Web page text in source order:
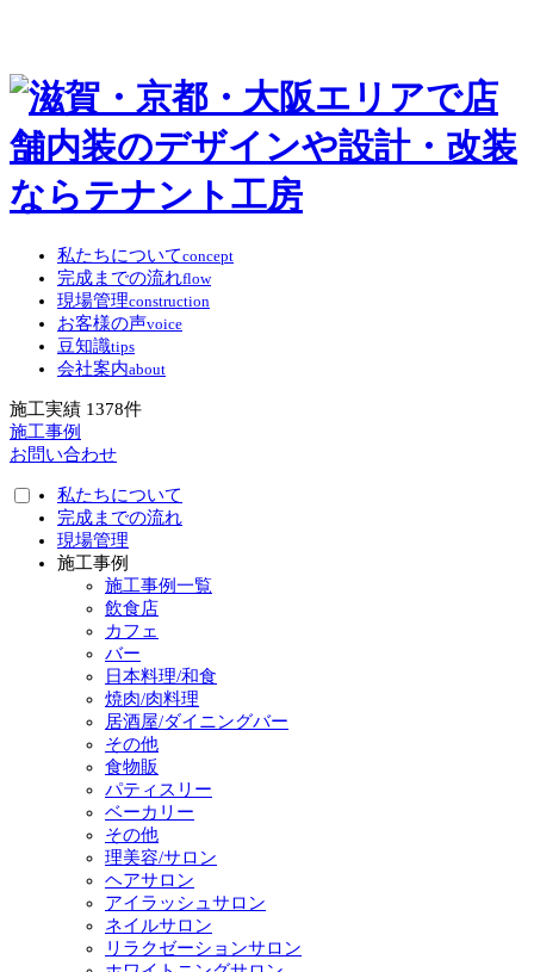
私たちについてconcept
完成までの流れflow
現場管理construction
お客様の声voice
豆知識tips
会社案内about
施工実績 1378件
施工事例
お問い合わせ
私たちについて
完成までの流れ
現場管理
施工事例
施工事例一覧
飲食店
カフェ
バー
日本料理/和食
焼肉/肉料理
居酒屋/ダイニングバー
その他
食物販
パティスリー
ベーカリー
その他
理美容/サロン
ヘアサロン
アイラッシュサロン
ネイルサロン
リラクゼーションサロン